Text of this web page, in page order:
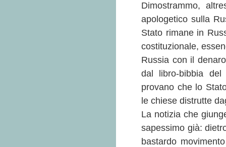
Dimostrammo,
apologetico sulla
Stato rimane in
costituzionale,
Russia con il
dal libro-bibbia
provano che lo
le chiese distrutte
La notizia che
sapessimo già:
bastardo